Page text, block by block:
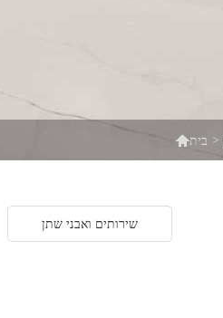
בית >
שירותים ואבני שתן